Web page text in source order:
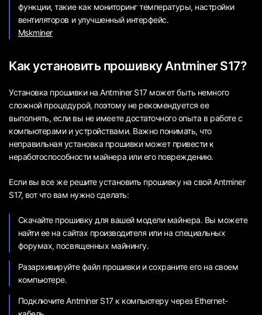
функции, такие как мониторинг температуры, настройки
вентиляторов и улучшенный интерфейс.
Mskminer
Как установить прошивку Antminer S17?
Установка прошивки на Antminer S17 может быть немного
сложной процедурой, поэтому не рекомендуется ее
выполнять, если вы не имеете достаточного опыта в работе с
компьютерами и устройствами. Важно понимать, что
неправильная установка прошивки может привести к
неработоспособности майнера или его повреждению.
Если вы все же решите установить прошивку на свой Antminer
S17, вот что вам нужно сделать:
Скачайте прошивку для вашей модели майнера. Вы можете
найти ее на сайтах производителя или на специальных
форумах, посвященных майнингу.
Разархивируйте файл прошивки и сохраните его на своем
компьютере.
Подключите Antminer S17 к компьютеру через Ethernet-